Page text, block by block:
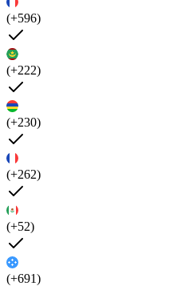
(+596)
(+222)
(+230)
(+262)
(+52)
(+691)